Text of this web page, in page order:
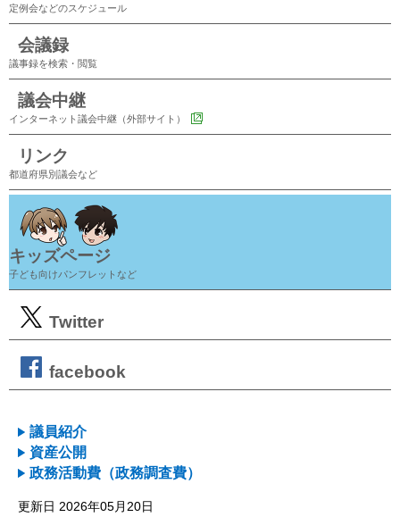
定例会などのスケジュール
会議録
議事録を検索・閲覧
議会中継
インターネット議会中継（外部サイト）
リンク
都道府県別議会など
キッズページ
子ども向けパンフレットなど
Twitter
facebook
議員紹介
資産公開
政務活動費（政務調査費）
更新日 2026年05月20日